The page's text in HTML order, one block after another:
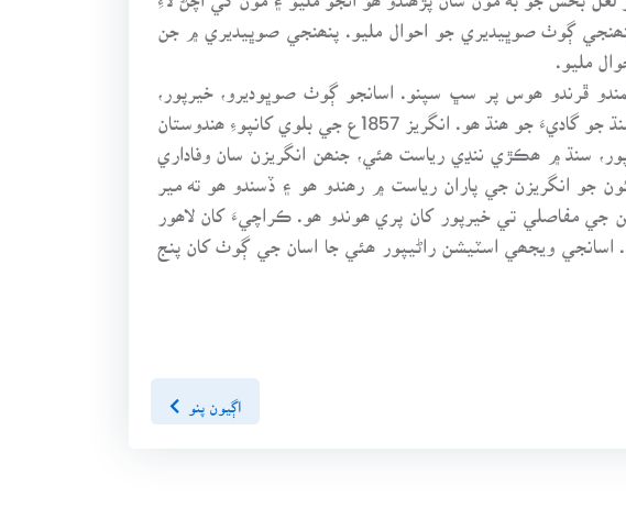
ڳوٺ صوڀيديري جو احوال مليو. پنھنجي صوڀيديري ۾ جن
مليو.
ڦرندو ھوس پر سڀ سپنو. اسانجو ڳوٺ صوڀوديرو، خيرپور،
رياست ۾ ھوندو ھو. انگريز جڏھن 1843ع ۾ سنڌ ۾ آيا ھئا ته سنڌ ۾ ميرن جو راڄ ھو ۽ حيدرآباد سنڌ جو گاديءَ جو ھنڌ ھو. انگريز 1857ع جي بلوي کانپوءِ ھندوستان
سنڌ ۾ ھڪڙي ننڍي رياست ھئي، جنھن انگريزن سان وفاداري
جو انگريزن جي پاران رياست ۾ رھندو ھو ۽ ڏسندو ھو ته مير
مفاصلي تي خيرپور کان پري ھوندو ھو. ڪراچيءَ کان لاھور
اسانجي ويجھي اسٽيشن راڻيپور ھئي جا اسان جي ڳوٺ کان پنج
اڳيون پنو